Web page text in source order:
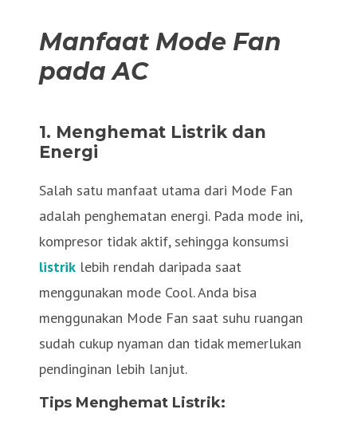
Manfaat Mode Fan
pada AC
1. Menghemat Listrik dan
Energi
Salah satu manfaat utama dari Mode Fan
adalah penghematan energi. Pada mode ini,
kompresor tidak aktif, sehingga konsumsi
listrik lebih rendah daripada saat
menggunakan mode Cool. Anda bisa
menggunakan Mode Fan saat suhu ruangan
sudah cukup nyaman dan tidak memerlukan
pendinginan lebih lanjut.
Tips Menghemat Listrik: